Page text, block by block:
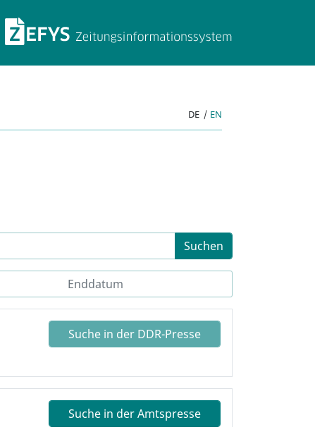
ZEFYS
DE | EN
Suchen
Suche in der DDR-Presse
Suche in der Amtspresse